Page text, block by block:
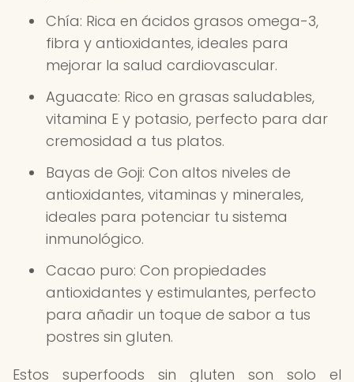
Chía: Rica en ácidos grasos omega-3,
fibra y antioxidantes, ideales para
mejorar la salud cardiovascular.
Aguacate: Rico en grasas saludables,
vitamina E y potasio, perfecto para dar
cremosidad a tus platos.
Bayas de Goji: Con altos niveles de
antioxidantes, vitaminas y minerales,
ideales para potenciar tu sistema
inmunológico.
Cacao puro: Con propiedades
antioxidantes y estimulantes, perfecto
para añadir un toque de sabor a tus
postres sin gluten.
Estos superfoods sin gluten son solo el